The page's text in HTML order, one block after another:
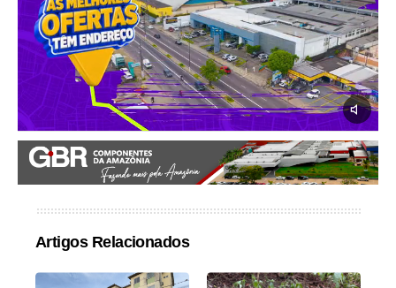
Artigos Relacionados